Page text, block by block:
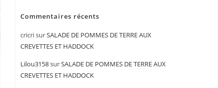
Commentaires récents
cricrisurSALADE DE POMMES DE TERRE AUX
CREVETTES ET HADDOCK
Lilou3158surSALADE DE POMMES DE TERRE AUX
CREVETTES ET HADDOCK